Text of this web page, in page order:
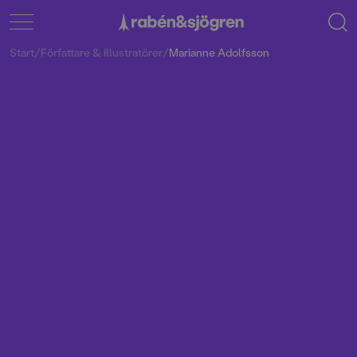
Start/Författare & illustratörer/Marianne Adolfsson